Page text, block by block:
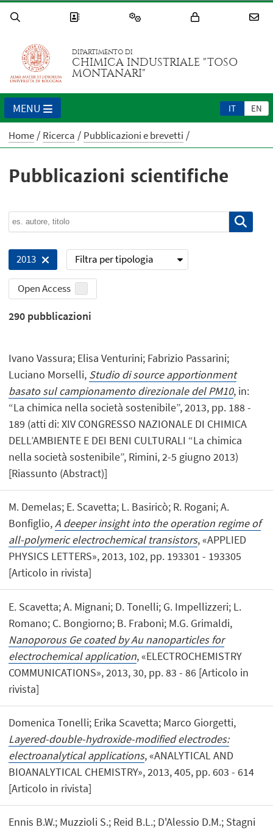
DIPARTIMENTO DI
CHIMICA INDUSTRIALE "TOSO
MONTANARI"
IT EN
MENU
Home Ricerca Pubblicazioni e brevetti
Pubblicazioni scientifiche
2013 Filtra per tipologia
Open Access
290 pubblicazioni
Ivano Vassura; Elisa Venturini; Fabrizio Passarini;
Luciano Morselli, Studio di source apportionment
basato sul campionamento direzionale del PM10, in:
“La chimica nella società sostenibile”, 2013, pp. 188 -
189 (atti di: XIV CONGRESSO NAZIONALE DI CHIMICA
DELL’AMBIENTE E DEI BENI CULTURALI “La chimica
nella società sostenibile”, Rimini, 2-5 giugno 2013)
[Riassunto (Abstract)]
M. Demelas; E. Scavetta; L. Basiricò; R. Rogani; A.
Bonfiglio,A deeper insight into the operation regime of
all-polymeric electrochemical transistors, «APPLIED
PHYSICS LETTERS», 2013, 102, pp. 193301 - 193305
[Articolo in rivista]
E. Scavetta; A. Mignani; D. Tonelli; G. Impellizzeri; L.
Romano; C. Bongiorno; B. Fraboni; M.G. Grimaldi,
Nanoporous Ge coated by Au nanoparticles for
electrochemical application, «ELECTROCHEMISTRY
COMMUNICATIONS», 2013, 30, pp. 83 - 86 [Articolo in
rivista]
Domenica Tonelli; Erika Scavetta; Marco Giorgetti,
Layered-double-hydroxide-modified electrodes:
electroanalytical applications, «ANALYTICAL AND
BIOANALYTICAL CHEMISTRY», 2013, 405, pp. 603 - 614
[Articolo in rivista]
Ennis B.W.; Muzzioli S.; Reid B.L.; D'Alessio D.M.; Stagni